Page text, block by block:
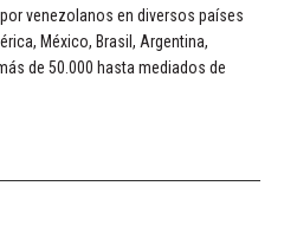
venezolanos en diversos países
México, Brasil, Argentina,
de 50.000 hasta mediados de